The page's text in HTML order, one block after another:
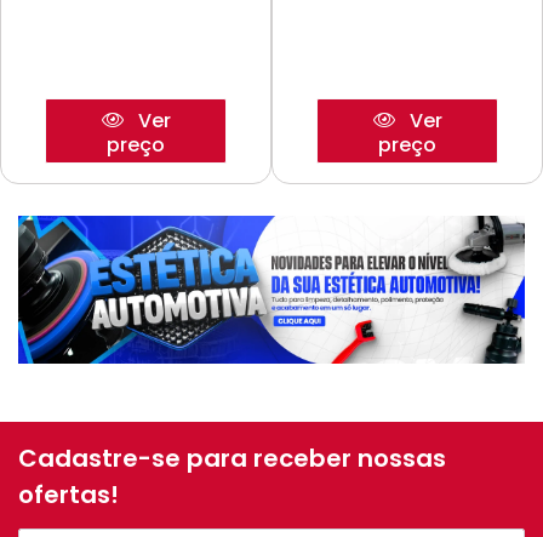
Ver
preço
Ver
preço
Cadastre-se para receber nossas
ofertas!